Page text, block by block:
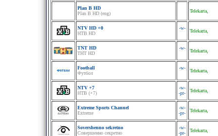
Plan B HD
Plan B HD (eng)
Telekarta,
NTV HD +0
НТВ HD
-w-
Telekarta,
TNT HD
ТНТ HD
-w-
Telekarta,
Football
Футбол
-w-
Telekarta,
NTV +7
НТВ (+7)
-w-
-pr-
Telekarta,
Extreme Sports Channel
Extreme
-w-
-pr-
Telekarta,
Sovershenno sekretno
Совершенно секретно
-w-
-pr-
Telekarta,